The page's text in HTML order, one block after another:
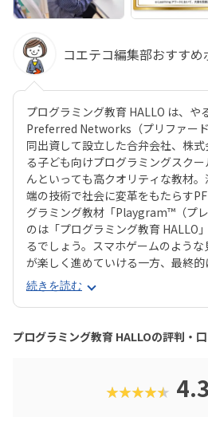
コエテコ編集部おすすめ
プログラミング教育 HALLO は、や
Preferred Networks（プリファー
同出資して設立した合弁会社、株
る子ども向けプログラミングスク
んといっても高クオリティな教材
端の技術で社会に変革をもたらす
グラミング教材「Playgram™（プ
のは「プログラミング教育 HALLO
るでしょう。スマホゲームのよう
が楽しく進めていける一方、最終
ラミングスキルが身につく「
ンクラフト（マイクラ）のように
ードも。子どもの創造性と技術力
るスクールをお探しのご家庭にぴっ
た、運営元のやる気スイッチグルー
名。学習計画や講師とのマッチン
材はいいけど、先生との相性が……
続きを読む
プログラミング教育 HALLOの評判・
★★★★★ 4.3